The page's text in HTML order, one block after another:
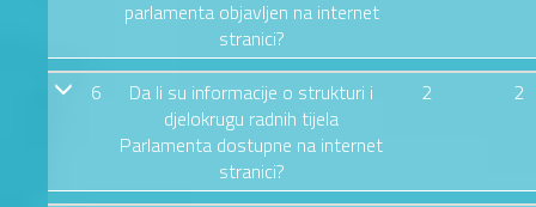
parlamenta objavljen na internet
stranici?
6
Da li su informacije o strukturi i
djelokrugu radnih tijela
Parlamenta dostupne na internet
stranici?
2 2